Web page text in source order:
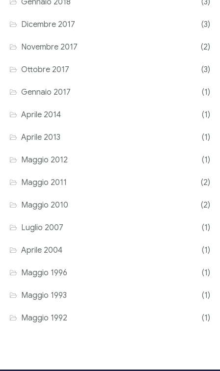
Dicembre 2017 (3)
Novembre 2017 (2)
Ottobre 2017 (3)
Gennaio 2017 (1)
Aprile 2014 (1)
Aprile 2013 (1)
Maggio 2012 (1)
Maggio 2011 (2)
Maggio 2010 (2)
Luglio 2007 (1)
Aprile 2004 (1)
Maggio 1996 (1)
Maggio 1993 (1)
Maggio 1992 (1)